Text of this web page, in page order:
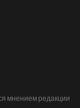
мнением редакции